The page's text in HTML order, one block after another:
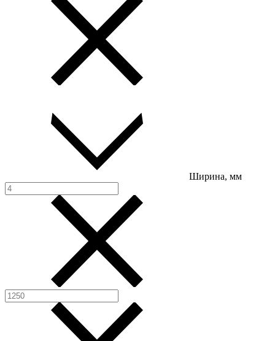
Ширина, мм